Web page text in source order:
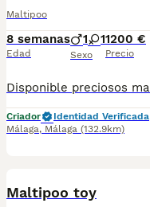
Maltipoo
8 semanas
Edad
1 1
Sexo
1200 €
Precio
Criador
Identidad Verificada
Málaga, Málaga (132.9km)
Maltipoo toy